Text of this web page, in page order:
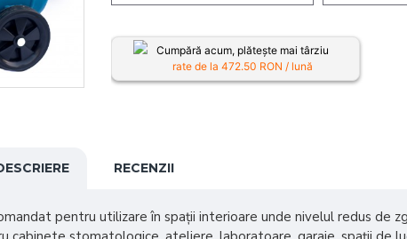
Cumpără acum, plătește mai târziu
rate de la 472.50 RON / lună
RECENZII
pentru utilizare în spații interioare unde nivelul redus de